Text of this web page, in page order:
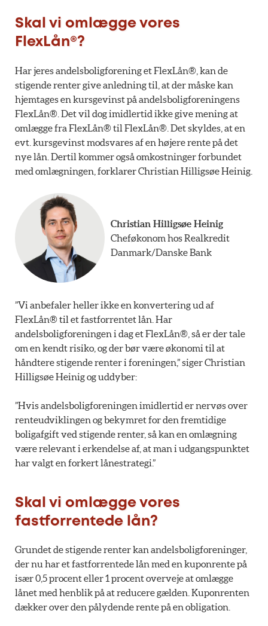
Skal vi omlægge vores
FlexLån®?
Har jeres andelsboligforening et FlexLån®, kan de
stigende renter give anledning til, at der måske kan
hjemtages en kursgevinst på andelsboligforeningens
FlexLån®. Det vil dog imidlertid ikke give mening at
omlægge fra FlexLån® til FlexLån®. Det skyldes, at en
evt. kursgevinst modsvares af en højere rente på det
nye lån. Dertil kommer også omkostninger forbundet
med omlægningen, forklarer Christian Hilligsøe Heinig.
Christian Hilligsøe Heinig
Cheføkonom hos Realkredit
Danmark/Danske Bank
”Vi anbefaler heller ikke en konvertering ud af
FlexLån® til et fastforrentet lån. Har
andelsboligforeningen i dag et FlexLån®, så er der tale
om en kendt risiko, og der bør være økonomi til at
håndtere stigende renter i foreningen,” siger Christian
Hilligsøe Heinig og uddyber:
”Hvis andelsboligforeningen imidlertid er nervøs over
renteudviklingen og bekymret for den fremtidige
boligafgift ved stigende renter, så kan en omlægning
være relevant i erkendelse af, at man i udgangspunktet
har valgt en forkert lånestrategi.”
Skal vi omlægge vores
fastforrentede lån?
Grundet de stigende renter kan andelsboligforeninger,
der nu har et fastforrentede lån med en kuponrente på
især 0,5 procent eller 1 procent overveje at omlægge
lånet med henblik på at reducere gælden. Kuponrenten
dækker over den pålydende rente på en obligation.